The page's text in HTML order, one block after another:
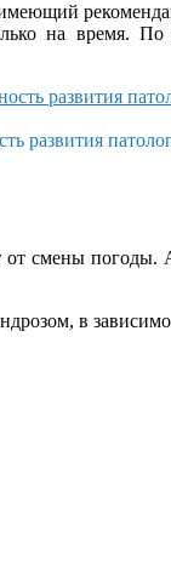
на время.
развития
смены
в